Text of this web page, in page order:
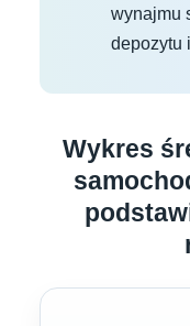
wynajmu
depozytu
Wykres